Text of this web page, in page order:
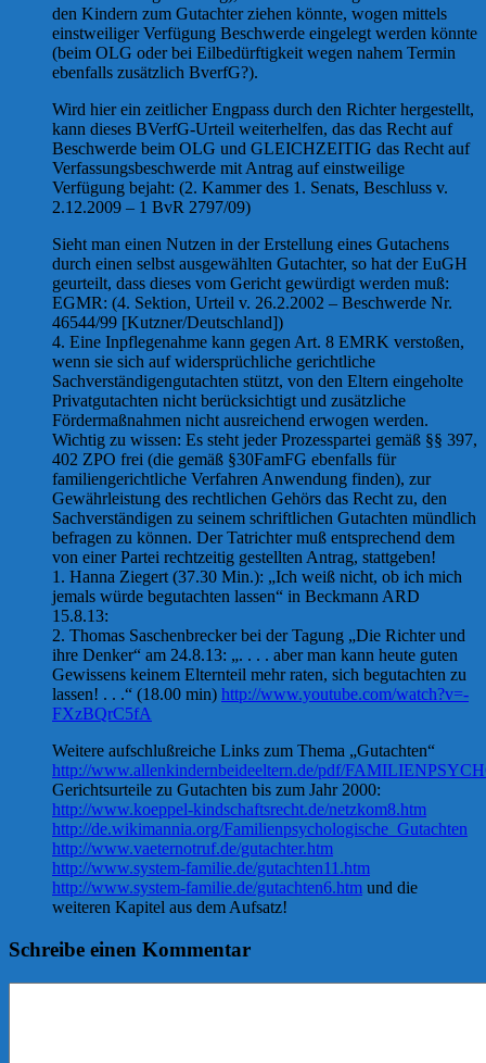
den Kindern zum Gutachter ziehen könnte, wogen mittels
einstweiliger Verfügung Beschwerde eingelegt werden könnte
(beim OLG oder bei Eilbedürftigkeit wegen nahem Termin
ebenfalls zusätzlich BverfG?).
Wird hier ein zeitlicher Engpass durch den Richter hergestellt,
kann dieses BVerfG-Urteil weiterhelfen, das das Recht auf
Beschwerde beim OLG und GLEICHZEITIG das Recht auf
Verfassungsbeschwerde mit Antrag auf einstweilige
Verfügung bejaht: (2. Kammer des 1. Senats, Beschluss v.
2.12.2009 – 1 BvR 2797/09)
Sieht man einen Nutzen in der Erstellung eines Gutachens
durch einen selbst ausgewählten Gutachter, so hat der EuGH
geurteilt, dass dieses vom Gericht gewürdigt werden muß:
EGMR: (4. Sektion, Urteil v. 26.2.2002 – Beschwerde Nr.
46544/99 [Kutzner/Deutschland])
4. Eine Inpflegenahme kann gegen Art. 8 EMRK verstoßen,
wenn sie sich auf widersprüchliche gerichtliche
Sachverständigengutachten stützt, von den Eltern eingeholte
Privatgutachten nicht berücksichtigt und zusätzliche
Fördermaßnahmen nicht ausreichend erwogen werden.
Wichtig zu wissen: Es steht jeder Prozesspartei gemäß §§ 397,
402 ZPO frei (die gemäß §30FamFG ebenfalls für
familiengerichtliche Verfahren Anwendung finden), zur
Gewährleistung des rechtlichen Gehörs das Recht zu, den
Sachverständigen zu seinem schriftlichen Gutachten mündlich
befragen zu können. Der Tatrichter muß entsprechend dem
von einer Partei rechtzeitig gestellten Antrag, stattgeben!
1. Hanna Ziegert (37.30 Min.): „Ich weiß nicht, ob ich mich
jemals würde begutachten lassen“ in Beckmann ARD
15.8.13:
2. Thomas Saschenbrecker bei der Tagung „Die Richter und
ihre Denker“ am 24.8.13: „. . . . aber man kann heute guten
Gewissens keinem Elternteil mehr raten, sich begutachten zu
lassen! . . .“ (18.00 min) http://www.youtube.com/watch?v=-
FXzBQrC5fA
Weitere aufschlußreiche Links zum Thema „Gutachten“
http://www.allenkindernbeideeltern.de/pdf/
Gerichtsurteile zu Gutachten bis zum Jahr 2000:
http://www.koeppel-kindschaftsrecht.de/netzkom8.htm
http://de.wikimannia.org/Familienpsychologische_Gutachten
http://www.vaeternotruf.de/gutachter.htm
http://www.system-familie.de/gutachten11.htm
http://www.system-familie.de/gutachten6.htm und die
weiteren Kapitel aus dem Aufsatz!
Schreibe einen Kommentar